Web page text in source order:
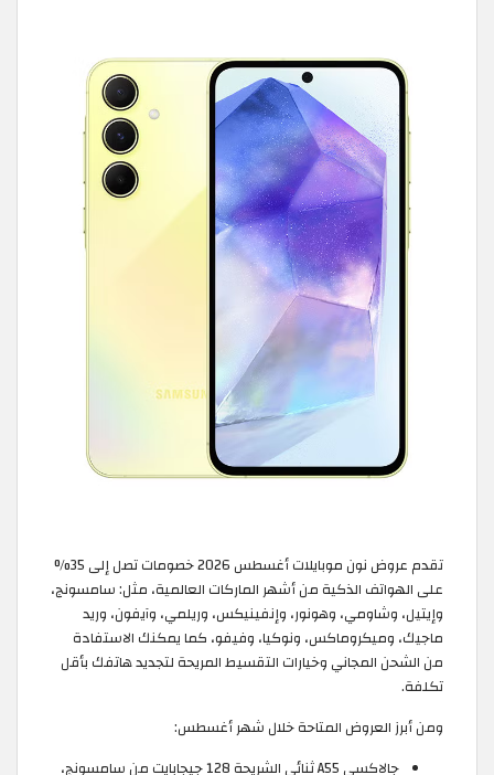
تقدم عروض نون موبايلات أغسطس 2026 خصومات تصل إلى 35%
على الهواتف الذكية من أشهر الماركات العالمية، مثل: سامسونج،
وإيتيل، وشاومي، وهونور، وإنفينيكس، وريلمي، وآيفون، وريد
ماجيك، وميكروماكس، ونوكيا، وفيفو، كما يمكنك الاستفادة
من الشحن المجاني وخيارات التقسيط المريحة لتجديد هاتفك بأقل
تكلفة.
ومن أبرز العروض المتاحة خلال شهر أغسطس:
جالاكسي A55 ثنائي الشريحة 128 جيجابايت من سامسونج،